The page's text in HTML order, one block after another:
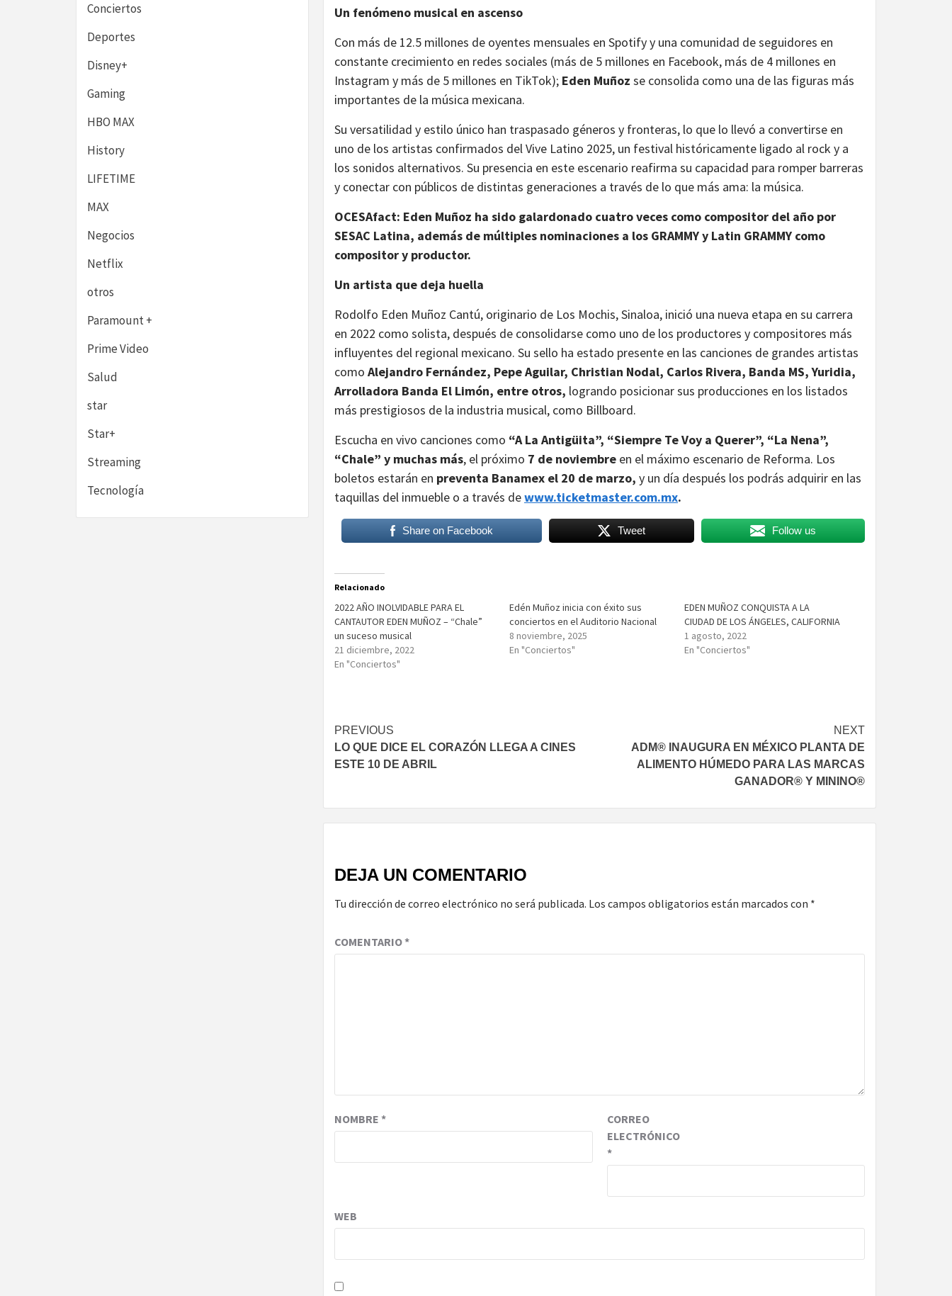
Un fenómeno musical en ascenso
Con más de 12.5 millones de oyentes mensuales en Spotify y una comunidad de seguidores en
constante crecimiento en redes sociales (más de 5 millones en Facebook, más de 4 millones en
Instagram y más de 5 millones en TikTok); Eden Muñoz se consolida como una de las figuras más
importantes de la música mexicana.
Su versatilidad y estilo único han traspasado géneros y fronteras, lo que lo llevó a convertirse en
uno de los artistas confirmados del Vive Latino 2025, un festival históricamente ligado al rock y a
los sonidos alternativos. Su presencia en este escenario reafirma su capacidad para romper barreras
y conectar con públicos de distintas generaciones a través de lo que más ama: la música.
OCESAfact: Eden Muñoz ha sido galardonado cuatro veces como compositor del año por
SESAC Latina, además de múltiples nominaciones a los GRAMMY y Latin GRAMMY como
compositor y productor.
Un artista que deja huella
Rodolfo Eden Muñoz Cantú, originario de Los Mochis, Sinaloa, inició una nueva etapa en su carrera
en 2022 como solista, después de consolidarse como uno de los productores y compositores más
influyentes del regional mexicano. Su sello ha estado presente en las canciones de grandes artistas
como Alejandro Fernández, Pepe Aguilar, Christian Nodal, Carlos Rivera, Banda MS, Yuridia,
Arrolladora Banda El Limón, entre otros, logrando posicionar sus producciones en los listados
más prestigiosos de la industria musical, como Billboard.
Escucha en vivo canciones como “A La Antigüita”, “Siempre Te Voy a Querer”, “La Nena”,
“Chale” y muchas más, el próximo 7 de noviembre en el máximo escenario de Reforma. Los
boletos estarán en preventa Banamex el 20 de marzo, y un día después los podrás adquirir en las
taquillas del inmueble o a través dewww.ticketmaster.com.mx.
Share on Facebook Tweet Follow us
Relacionado
2022 AÑO INOLVIDABLE PARA EL
CANTAUTOR EDEN MUÑOZ – “Chale”
un suceso musical
21 diciembre, 2022
En "Conciertos"
Edén Muñoz inicia con éxito sus
conciertos en el Auditorio Nacional
8 noviembre, 2025
En "Conciertos"
EDEN MUÑOZ CONQUISTA A LA
CIUDAD DE LOS ÁNGELES, CALIFORNIA
1 agosto, 2022
En "Conciertos"
Post
navigation
PREVIOUS
LO QUE DICE EL CORAZÓN LLEGA A CINES
ESTE 10 DE ABRIL
NEXT
ADM® INAUGURA EN MÉXICO PLANTA DE
ALIMENTO HÚMEDO PARA LAS MARCAS
GANADOR® Y MININO®
DEJA UN COMENTARIO
Tu dirección de correo electrónico no será publicada. Los campos obligatorios están marcados con *
COMENTARIO*
NOMBRE *
CORREO
ELECTRÓNICO
*
WEB
Conciertos
Deportes
Disney+
Gaming
HBO MAX
History
LIFETIME
MAX
Negocios
Netflix
otros
Paramount +
Prime Video
Salud
star
Star+
Streaming
Tecnología